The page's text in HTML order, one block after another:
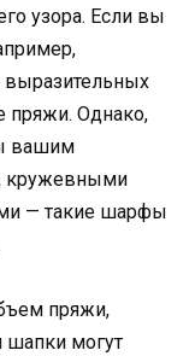
узора. Если вы
пряжи. Однако,
вашим
кружевными
— такие шарфы
пряжи,
шапки могут